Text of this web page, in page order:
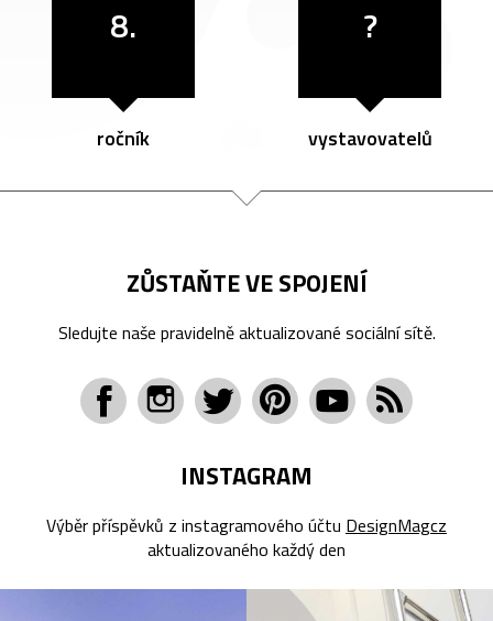
8.
ročník
?
vystavovatelů
ZŮSTAŇTE VE SPOJENÍ
Sledujte naše pravidelně aktualizované sociální sítě.
INSTAGRAM
Výběr příspěvků z instagramového účtu DesignMagcz
aktualizovaného každý den